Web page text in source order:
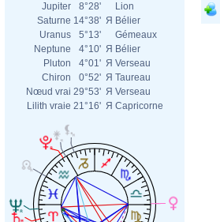
Jupiter
8°28'
Lion
Saturne 14°38' Я Bélier
Uranus
5°13'
Gémeaux
Neptune
4°10' Я Bélier
Pluton
4°01' Я Verseau
Chiron
0°52' Я Taureau
Nœud vrai 29°53' Я Verseau
Lilith vraie 21°16' Я Capricorne